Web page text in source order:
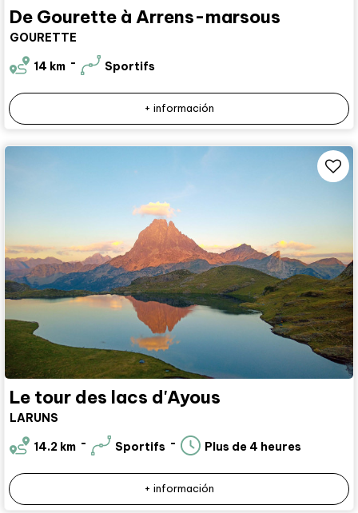
De Gourette à Arrens-marsous
GOURETTE
14 km Sportifs
+ información
Le tour des lacs d'Ayous
LARUNS
14.2 km Sportifs Plus de 4 heures
+ información